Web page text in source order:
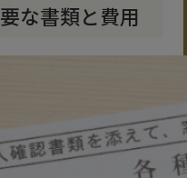
な書類と費用